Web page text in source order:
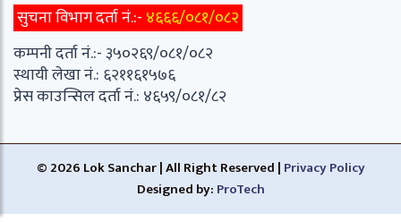
सुचना विभाग दर्ता नं.:- ४६६६/०८१/०८२
कम्पनी दर्ता नं.:- ३५०२६९/०८१/०८२
स्थायी लेखा नं.: ६२११६१५७६
प्रेस काउन्सिल दर्ता नं.: ४६५९/०८१/८२
© 2026 Lok Sanchar | All Right Reserved | Privacy Policy
Designed by: ProTech